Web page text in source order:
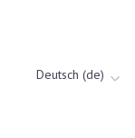
Deutsch (de)